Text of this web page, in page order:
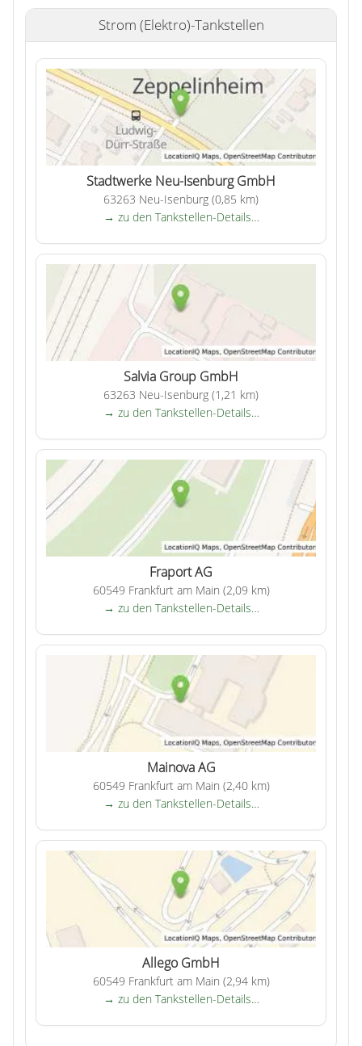
Strom (Elektro)-Tankstellen
Stadtwerke Neu-Isenburg GmbH
63263 Neu-Isenburg (0,85 km)
→ zu den Tankstellen-Details…
Salvia Group GmbH
63263 Neu-Isenburg (1,21 km)
→ zu den Tankstellen-Details…
Fraport AG
60549 Frankfurt am Main (2,09 km)
→ zu den Tankstellen-Details…
Mainova AG
60549 Frankfurt am Main (2,40 km)
→ zu den Tankstellen-Details…
Allego GmbH
60549 Frankfurt am Main (2,94 km)
→ zu den Tankstellen-Details…